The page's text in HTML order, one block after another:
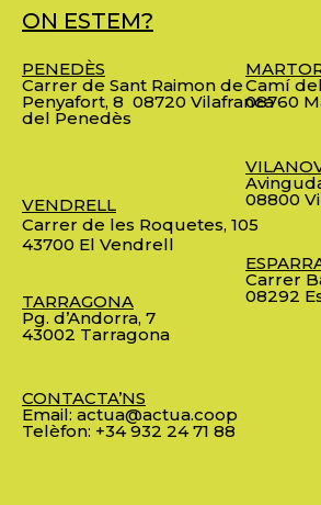
ON ESTEM?
PENEDÈS
Carrer de Sant Raimon de
Penyafort, 8 08720 Vilafranca
del Penedès
VENDRELL
Carrer de les Roquetes, 105
43700 El Vendrell
TARRAGONA
Pg. d’Andorra, 7
43002 Tarragona
CONTACTA’NS
Email: actua@actua.coop
Telèfon: +34 932 24 71 88
Camí
08760
08800
Carrer
08292